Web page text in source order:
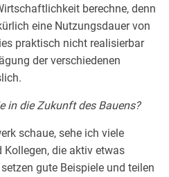
berechne, denn
eine Nutzungsdauer von
praktisch nicht realisierbar
der verschiedenen
in die Zukunft des Bauens?
schaue, sehe ich viele
die aktiv etwas
gute Beispiele und teilen